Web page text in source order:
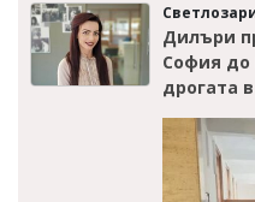
Дилъри
София до
дрогата